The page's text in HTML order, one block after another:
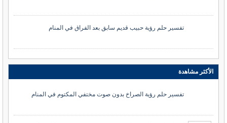
تفسير حلم رؤية حبيب قديم سابق بعد الفراق في المنام
الأكثر مشاهدة
تفسير حلم رؤية الصراخ بدون صوت مختفي المكتوم في المنام